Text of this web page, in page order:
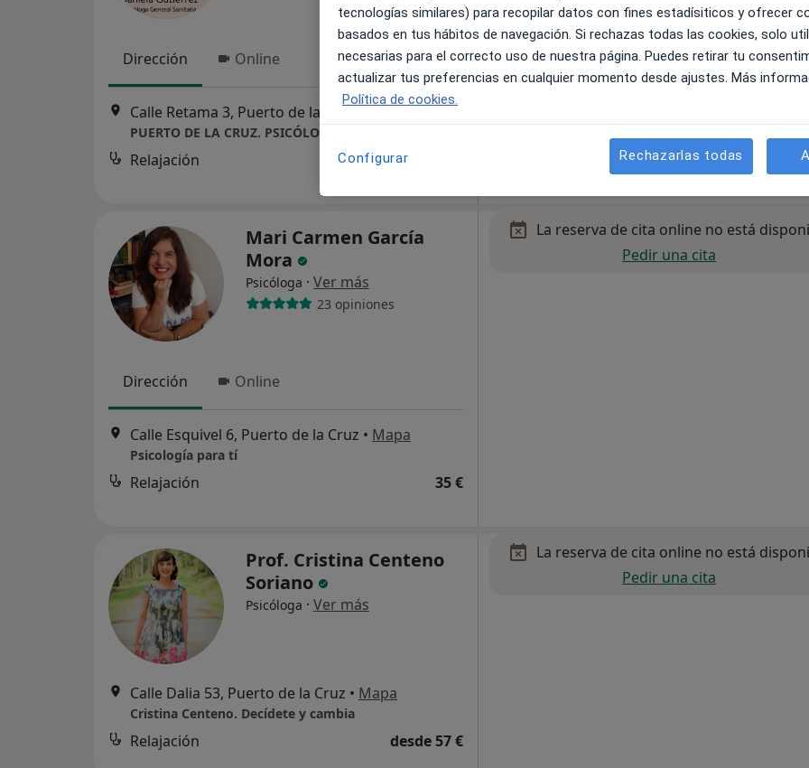
Dirección Online
Calle Retama 3, Puerto de la Cruz•Mapa
Relajación
Mari Carmen García
Mora
Psicóloga · Ver más
23 opiniones
Dirección Online
Calle Esquivel 6, Puerto de la Cruz • Mapa
Psicología para tí
Relajación 35 €
La reserva de cita online no está
Pedir una cita
Prof. Cristina Centeno
Soriano
Psicóloga · Ver más
Calle Dalia 53, Puerto de la Cruz • Mapa
Cristina Centeno. Decídete y cambia
Relajación desde 57 €
La reserva de cita online no está
Pedir una cita
tecnologías similares) para recopilar datos con fines estadísiticos y ofrecer
basados en tus hábitos de navegación. Si rechazas todas las cookies, solo
necesarias para el correcto uso de nuestra página. Puedes retirar tu
actualizar tus preferencias en cualquier momento desde ajustes. Más
Política de cookies.
Configurar Rechazarlas todas